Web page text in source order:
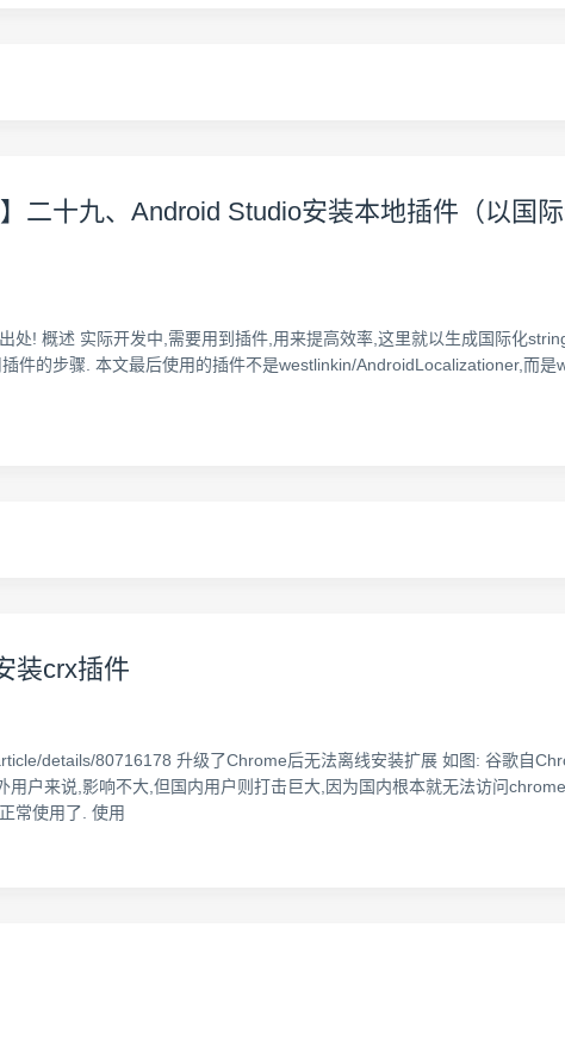
二十九、Android Studio安装本地插件（以国
处! 概述 实际开发中,需要用到插件,用来提高效率,这里就以生成国际化
件的步骤. 本文最后使用的插件不是westlinkin/AndroidLocalizationer,而
装crx插件
details/80716178 升级了Chrome后无法离线安装扩展 如图: 谷歌自
用户来说,影响不大,但国内用户则打击巨大,因为国内根本就无法访问
常使用了. 使用